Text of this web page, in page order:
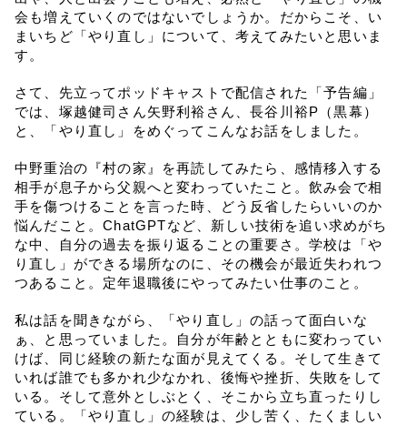
会も増えていくのではないでしょうか。だからこそ、い
まいちど「やり直し」について、考えてみたいと思いま
す。
さて、先立ってポッドキャストで配信された「予告編」
では、塚越健司さん矢野利裕さん、長谷川裕P（黒幕）
と、「やり直し」をめぐってこんなお話をしました。
中野重治の『村の家』を再読してみたら、感情移入する
相手が息子から父親へと変わっていたこと。飲み会で相
手を傷つけることを言った時、どう反省したらいいのか
悩んだこと。ChatGPTなど、新しい技術を追い求めがち
な中、自分の過去を振り返ることの重要さ。学校は「や
り直し」ができる場所なのに、その機会が最近失われつ
つあること。定年退職後にやってみたい仕事のこと。
私は話を聞きながら、「やり直し」の話って面白いな
ぁ、と思っていました。自分が年齢とともに変わってい
けば、同じ経験の新たな面が見えてくる。そして生きて
いれば誰でも多かれ少なかれ、後悔や挫折、失敗をして
いる。そして意外としぶとく、そこから立ち直ったりし
ている。「やり直し」の経験は、少し苦く、たくましい